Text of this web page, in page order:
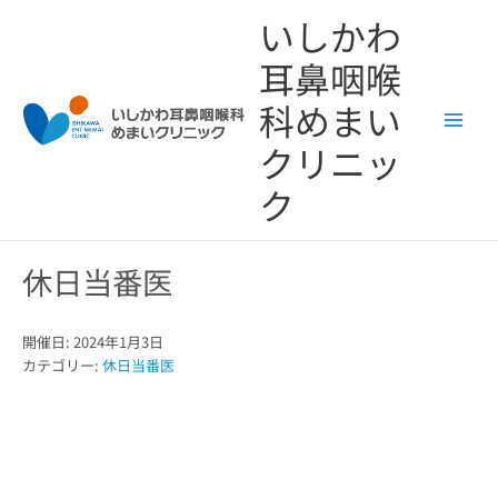
いしかわ
耳鼻咽喉
科めまい
クリニッ
ク
休日当番医
開催日: 2024年1月3日
カテゴリー:休日当番医